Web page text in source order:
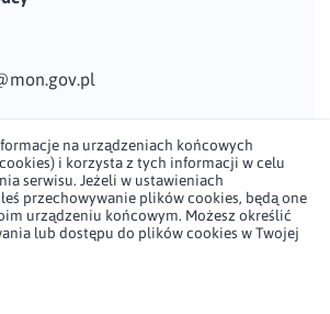
w serwisiew serwisie
na urządzeniach końcowych
i korzysta z tych informacji w celu
serwisu. Jeżeli w ustawieniach
przechowywanie plików cookies, będą one
urządzeniu końcowym. Możesz określić
lub dostępu do plików cookies w Twojej